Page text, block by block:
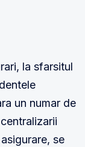
la sfarsitul
un numar de
se